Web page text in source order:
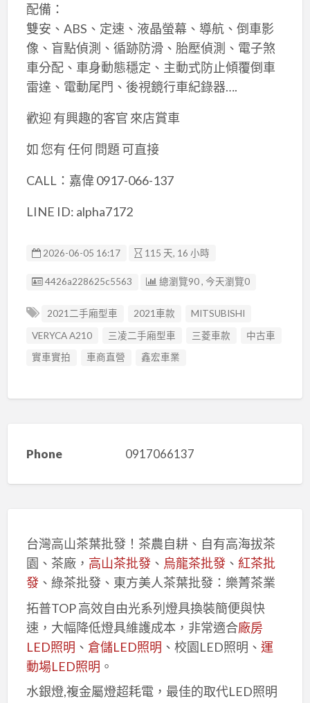
配備：
雙安、ABS、定速、液晶螢幕、導航、倒車影
像、盲點偵測、循跡防滑、胎壓偵測、電子煞
車分配、車身動態穩定、主動式防止傾覆倒車
雷達、電動尾門、後視鏡行車紀錄器….
歡迎 有興趣的客官 來店賞車
如 您有 任何 問題 可直接
CALL：嘉偉 0917-066-137
LINE ID: alpha7172
2026-06-05 16:17 115 天, 16 小時
廣告编號
4426a228625c5563 總瀏覽90 , 今天瀏覽0
2021二手廂型車 2021車款
MITSUBISHI
VERYCA A210
三凌二手廂型車 三菱車款
中古車
實車實拍
車商直營 鑫宏車業
Phone 0917066137
台灣高山茶葉批發！茶農自耕、自有高海拔茶
園、茶廠， 高山茶批發、 烏龍茶批發、 紅茶批
發、綠茶批發、東方美人茶葉批發：樂菁茶業
拓普TOP 高效自由光系列燈具換裝簡便與快
速，大幅降低燈具維護成本，非常適合廠房
LED照明 、 倉儲LED照明 、校園LED照明、 運
動場LED照明 。
水銀燈,複金屬燈超耗電，最佳的取代LED照明